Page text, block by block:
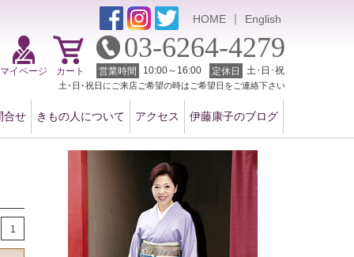
HOME ｜ English
合せ きもの人について アクセス 伊藤康子のブログ
マイページ カート
03-6264-4279
営業時間 10:00～16:00 定休日 土･日･祝
土･日･祝日にご来店ご希望の時はご希望日をご連絡下さい
1